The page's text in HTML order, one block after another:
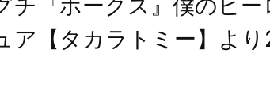
チ『ホークス』僕のヒ
ア【タカラトミー】よ